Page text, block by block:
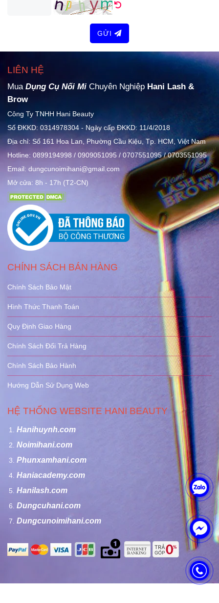
GỬI
LIÊN HỆ
Mua Dụng Cụ Nối Mi Chuyên Nghiệp Hani Lash &
Brow
Công Ty TNHH Hani Beauty
Số ĐKKD: 0314978304 - Ngày cấp ĐKKD: 11/4/2018
Địa chỉ: Số 161 Hoa Lan, Phường Cầu Kiệu, Tp. HCM, Việt Nam
Hotline: 0899194998 / 0909051095 / 0707551095 / 0703551095
Email: dungcunoimihani@gmail.com
Mở cửa: 8h - 17h (T2-CN)
CHÍNH SÁCH BÁN HÀNG
Chính Sách Bảo Mật
Hình Thức Thanh Toán
Quy Định Giao Hàng
Chính Sách Đổi Trả Hàng
Chính Sách Bảo Hành
Hướng Dẫn Sử Dụng Web
HỆ THỐNG WEBSITE HANI BEAUTY
Hanihuynh.com
Noimihani.com
Phunxamhani.com
Haniacademy.com
Hanilash.com
Dungcuhani.com
Dungcunoimihani.com